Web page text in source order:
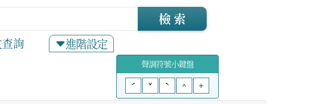
詢 進階設定
檢 索
聲調符號小鍵盤
ˊ
ˇ ˋ ^ +